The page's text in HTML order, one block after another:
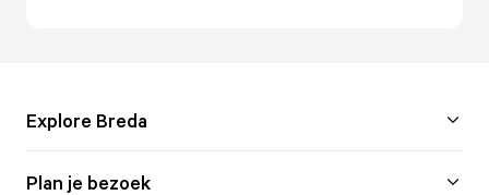
Explore Breda
Plan je bezoek